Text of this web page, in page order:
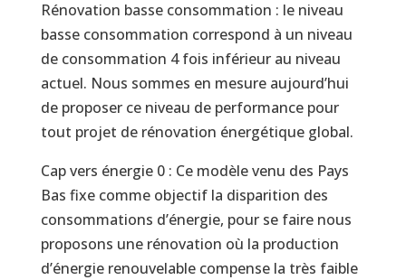
Aujourd’hui, la moyenne du parc de logement
se classe en étiquette D autour de 210
kWh/m2/an pour une facture moyenne de
1500 à 2000€ par an pour le chauffage et la
production d’eau chaude.
C’est pourquoi une rénovation complète bien
conduite permet d’atteindre des niveaux basse
consommation ou passif observés en neuf,
entraînant des consommations plus de 4 fois
plus faibles comparé à la consommation
Rénovation basse consommation : le niveau
basse consommation correspond à un niveau
de consommation 4 fois inférieur au niveau
actuel. Nous sommes en mesure aujourd’hui
de proposer ce niveau de performance pour
tout projet de rénovation énergétique global.
Cap vers énergie 0 : Ce modèle venu des Pays
Bas fixe comme objectif la disparition des
consommations d’énergie, pour se faire nous
proposons une rénovation où la production
d’énergie renouvelable compense la très faible